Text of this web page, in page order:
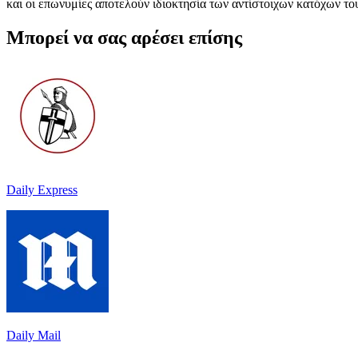
και οι επωνυμίες αποτελούν ιδιοκτησία των αντίστοιχων κατόχων
Μπορεί να σας αρέσει επίσης
Daily Express
Daily Mail